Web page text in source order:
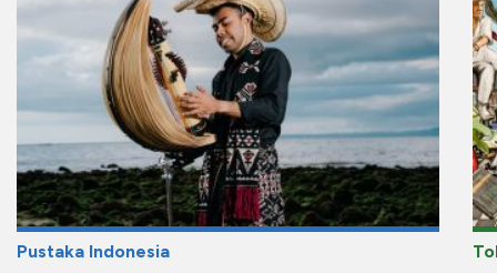
Pustaka Indonesia